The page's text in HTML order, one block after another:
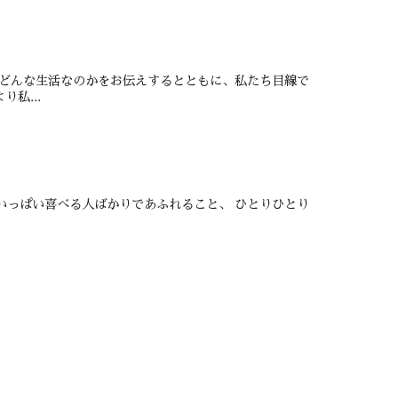
んな生活なのかをお伝えするとともに、私たち目線で
り私...
い喜べる人ばかりであふれること、 ひとりひとり